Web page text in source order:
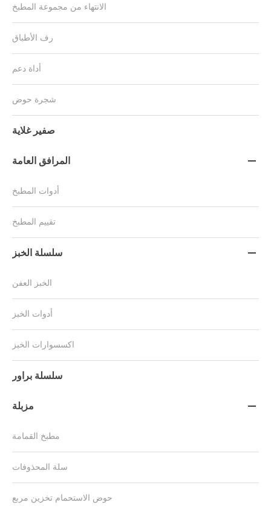
الانتهاء من مجموعة المطبخ
رف الأطباق
أداة دعم
شجرة حوض
صفير غلاية
المرافق العامة 
أدوات المطبخ
تقييم المطبخ
سلسلة الخبز 
الخبز العفن
أدوات الخبز
اكسسوارات الخبز
سلسلة براور
مزبلة 
مطبخ القمامة
سلة المحذوفات
حوض الاستحمام تخزين مربع